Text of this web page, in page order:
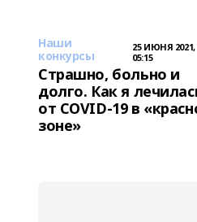
Наши
конкурсы
25 ИЮНЯ 2021,
05:15
Страшно, больно и
долго. Как я
от COVID-19 в
зоне»